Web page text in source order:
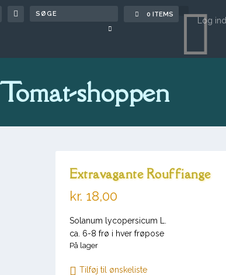
0 ITEMS Log ind
Tomat-shoppen
Extravagante Rouffiange
kr. 18,00
Solanum lycopersicum L.
ca. 6-8 frø i hver frøpose
På lager
Tilføj til ønskeliste